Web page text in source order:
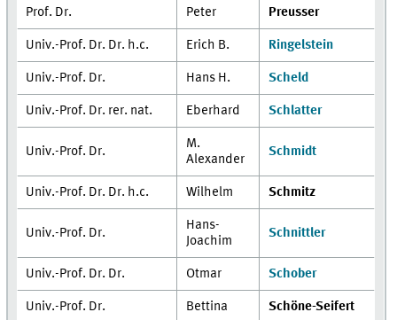
Prof. Dr. Peter Preusser
Univ.-Prof. Dr. Dr. h.c. Erich B. Ringelstein
Univ.-Prof. Dr. Hans H. Scheld
Univ.-Prof. Dr. rer. nat. Eberhard Schlatter
Univ.-Prof. Dr.
M.
Alexander
Schmidt
Univ.-Prof. Dr. Dr. h.c. Wilhelm Schmitz
Univ.-Prof. Dr.
Hans-
Joachim
Schnittler
Univ.-Prof. Dr. Dr. Otmar Schober
Univ.-Prof. Dr. Bettina Schöne-Seifert